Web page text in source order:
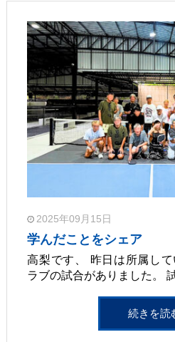
2025年09月15日
学んだことをシェア
高梨です、 昨日は所属し
ラブの試合がありました。
続きを読